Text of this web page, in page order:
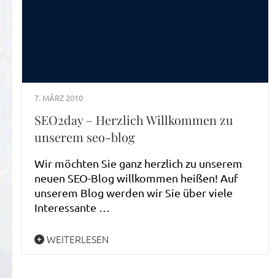
7. MÄRZ 2010
SEO2day – Herzlich Willkommen zu
unserem seo-blog
Wir möchten Sie ganz herzlich zu unserem
neuen SEO-Blog willkommen heißen! Auf
unserem Blog werden wir Sie über viele
Interessante …
WEITERLESEN